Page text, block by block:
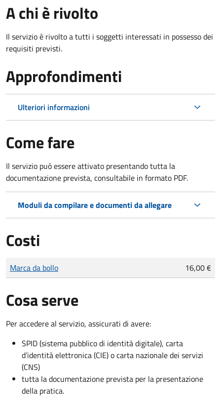
A chi è rivolto
Il servizio è rivolto a tutti i soggetti interessati in possesso dei
requisiti previsti.
Approfondimenti
Ulteriori informazioni
Come fare
Il servizio può essere attivato presentando tutta la
documentazione prevista, consultabile in formato PDF.
Moduli da compilare e documenti da allegare
Costi
Tipo di pagamento
Importo
Marca da bollo 16,00 €
Cosa serve
Per accedere al servizio, assicurati di avere:
SPID (sistema pubblico di identità digitale), carta
d’identità elettronica (CIE) o carta nazionale dei servizi
(CNS)
tutta la documentazione prevista per la presentazione
della pratica.